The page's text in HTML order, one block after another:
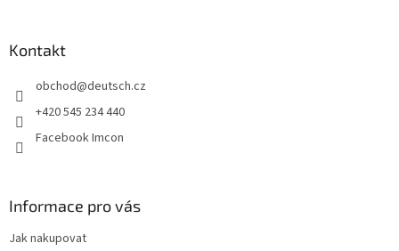
Kontakt
obchod@deutsch.cz
+420 545 234 440
Facebook Imcon
Informace pro vás
Jak nakupovat